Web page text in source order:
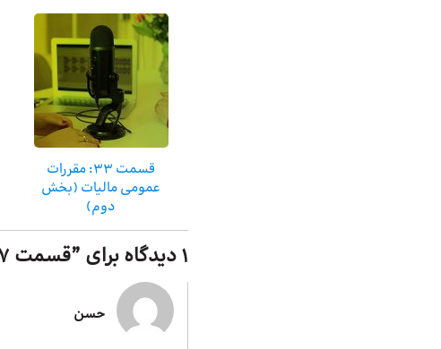
قسمت 33: مقررات
عمومی مالیات (بخش
دوم)
1 دیدگاه برای ” قسمت 127: مالیات سوپرمارکت‌ها بخش دوم
حسن